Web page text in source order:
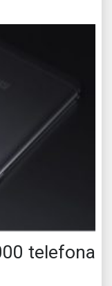
telefona